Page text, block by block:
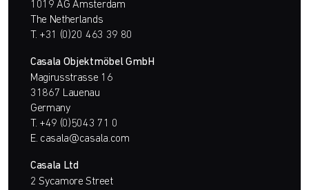
1019 AG Amsterdam
The Netherlands
T. +31 (0)20 463 39 80
Casala Objektmöbel GmbH
Magirusstrasse 16
31867 Lauenau
Germany
T. +49 (0)5043 71 0
E. casala@casala.com
Casala Ltd
2 Sycamore Street